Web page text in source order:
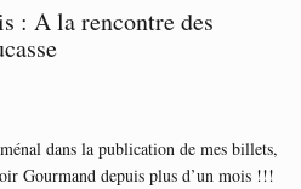
: A la rencontre des
dans la publication de mes billets,
Gourmand depuis plus d’un mois !!!